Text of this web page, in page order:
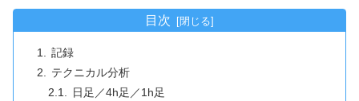
目次
記録
テクニカル分析
日足／4h足／1h足